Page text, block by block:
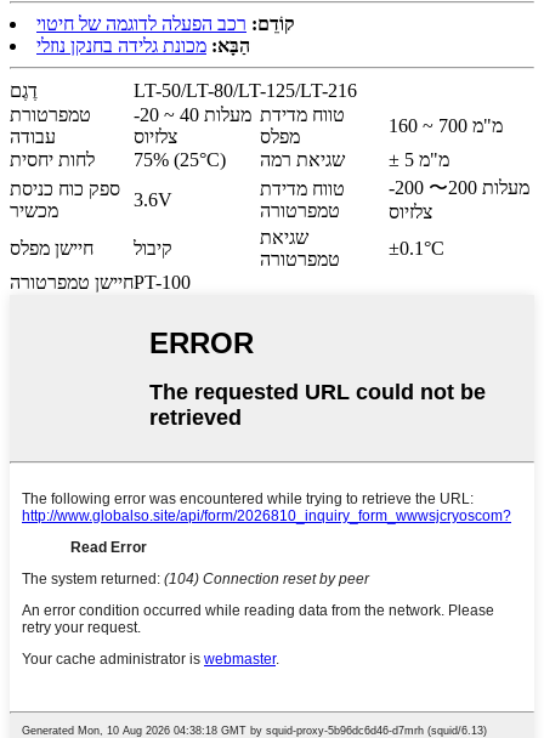
קוֹדֵם: רכב הפעלה לדוגמה של חיטוי
הַבָּא: מכונת גלידה בחנקן נוזלי
דֶגֶם
LT-50/LT-80/LT-125/LT-216
טמפרטורת
עבודה
-20 ~ 40 מעלות
צלזיוס
טווח מדידת
מפלס
160 ~ 700 מ"מ
לחות יחסית
75% (25°C) שגיאת רמה
± 5 מ"מ
ספק כוח כניסת
מכשיר
3.6V
טווח מדידת
טמפרטורה
-200 〜200 מעלות
צלזיוס
חיישן מפלס
קיבול
שגיאת
טמפרטורה
±0.1°C
חיישן טמפרטורהPT-100